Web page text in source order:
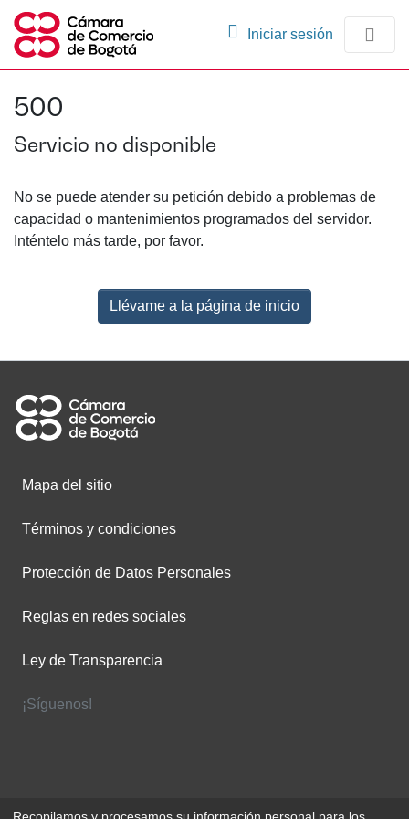
Iniciar sesión (current)
500
Servicio no disponible
No se puede atender su petición debido a problemas de
capacidad o mantenimientos programados del servidor.
Inténtelo más tarde, por favor.
Llévame a la página de inicio
Mapa del sitio
Términos y condiciones
Protección de Datos Personales
Reglas en redes sociales
Ley de Transparencia
¡Síguenos!